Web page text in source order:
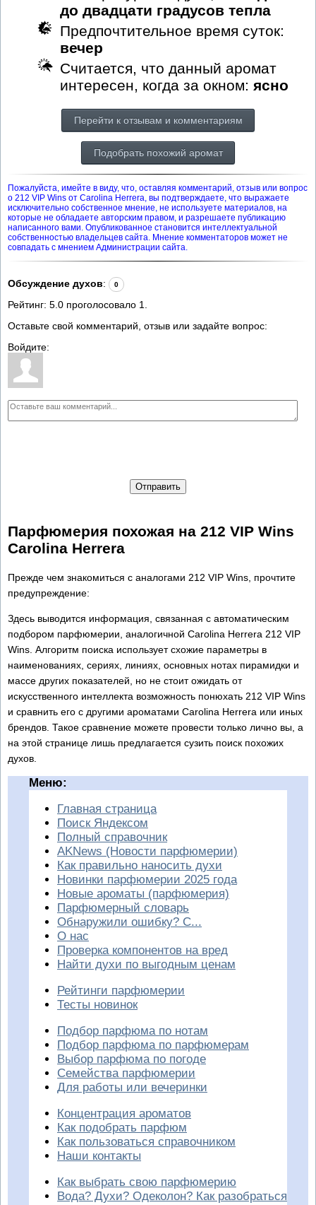
до двадцати градусов тепла
Предпочтительное время суток:
вечер
Считается, что данный аромат
интересен, когда за окном: ясно
Перейти к отзывам и комментариям
Подобрать похожий аромат
Пожалуйста, имейте в виду, что, оставляя комментарий, отзыв или вопрос
о 212 VIP Wins от Carolina Herrera, вы подтверждаете, что выражаете
исключительно собственное мнение, не используете материалов, на
которые не обладаете авторским правом, и разрешаете публикацию
написанного вами. Опубликованное становится интеллектуальной
собственностью владельцев сайта. Мнение комментаторов может не
совпадать с мнением Администрации сайта.
Обсуждение духов: 0
Рейтинг: 5.0 проголосовало 1
Оставьте свой комментарий, отзыв или задайте вопрос:
Войдите:
Отправить
Парфюмерия похожая на 212 VIP Wins
Carolina Herrera
Прежде чем знакомиться с аналогами 212 VIP Wins, прочтите
предупреждение:
Здесь выводится информация, связанная с автоматическим
подбором парфюмерии, аналогичной Carolina Herrera 212 VIP
Wins. Алгоритм поиска использует схожие параметры в
наименованиях, сериях, линиях, основных нотах пирамидки и
массе других показателей, но не стоит ожидать от
искусственного интеллекта возможность понюхать 212 VIP Wins
и сравнить его с другими ароматами Carolina Herrera или иных
брендов. Такое сравнение можете провести только лично вы, а
на этой странице лишь предлагается сузить поиск похожих
духов.
Меню:
Главная страница
Поиск Яндексом
Полный справочник
AKNews (Новости парфюмерии)
Как правильно наносить духи
Новинки парфюмерии 2025 года
Новые ароматы (парфюмерия)
Парфюмерный словарь
Обнаружили ошибку? С...
О нас
Проверка компонентов на вред
Найти духи по выгодным ценам
Рейтинги парфюмерии
Тесты новинок
Подбор парфюма по нотам
Подбор парфюма по парфюмерам
Выбор парфюма по погоде
Семейства парфюмерии
Для работы или вечеринки
Концентрация ароматов
Как подобрать парфюм
Как пользоваться справочником
Наши контакты
Как выбрать свою парфюмерию
Вода? Духи? Одеколон? Как разобраться